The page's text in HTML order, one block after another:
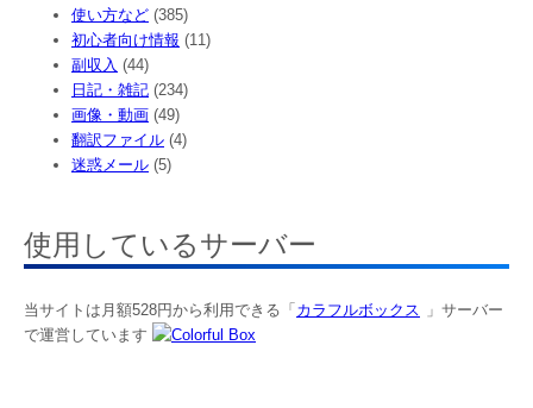
使い方など (385)
初心者向け情報 (11)
副収入 (44)
日記・雑記 (234)
画像・動画 (49)
翻訳ファイル (4)
迷惑メール (5)
使用しているサーバー
当サイトは月額528円から利用できる「カラフルボックス
」サーバー
で運営しています